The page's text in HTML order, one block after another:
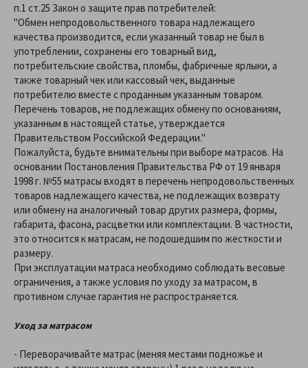
п.1 ст.25 Закон о защите прав потребителей:
"Обмен непродовольственного товара надлежащего
качества производится, если указанный товар не был в
употреблении, сохранены его товарный вид,
потребительские свойства, пломбы, фабричные ярлыки, а
также товарный чек или кассовый чек, выданные
потребителю вместе с проданным указанным товаром.
Перечень товаров, не подлежащих обмену по основаниям,
указанным в настоящей статье, утверждается
Правительством Российской Федерации."
Пожалуйста, будьте внимательны при выборе матрасов. На
основании Постановления Правительства РФ от 19 января
1998 г. №55 матрасы входят в перечень непродовольственных
товаров надлежащего качества, не подлежащих возврату
или обмену на аналогичный товар других размера, формы,
габарита, фасона, расцветки или комплектации. В частности,
это относится к матрасам, не подошедшим по жесткости и
размеру.
При эксплуатации матраса необходимо соблюдать весовые
ограничения, а также условия по уходу за матрасом, в
противном случае гарантия не распространяется.
Уход за матрасом
- Переворачивайте матрас (меняя местами подножье и